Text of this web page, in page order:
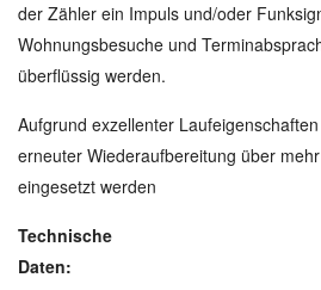
der Zähler ein Impuls und/oder
Wohnungsbesuche und
überflüssig werden.
Aufgrund exzellenter
erneuter Wiederaufbereitung über
eingesetzt werden
Technische
Daten: